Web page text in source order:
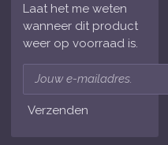
Laat het me weten
wanneer dit product
weer op voorraad is.
Verzenden